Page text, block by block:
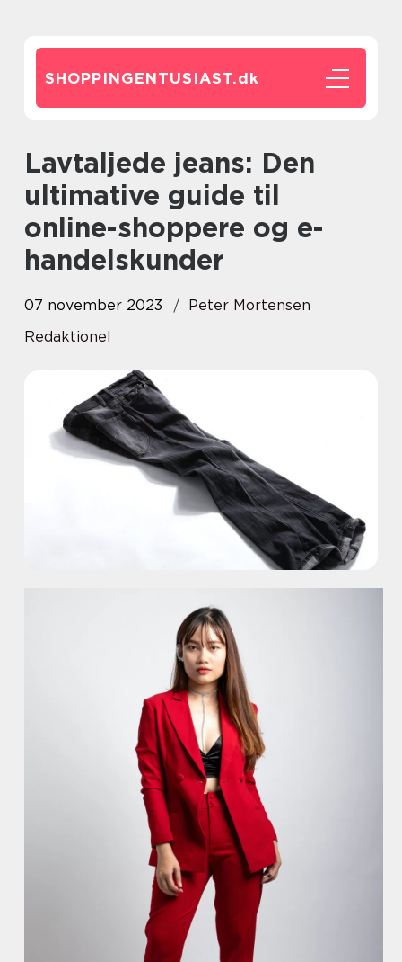
SHOPPINGENTUSIAST.dk
Lavtaljede jeans: Den
ultimative guide til
online-shoppere og e-
handelskunder
07 november 2023
Peter Mortensen
Redaktionel